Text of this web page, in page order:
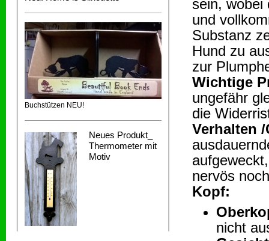
Buchstützen NEU!
Neues Produkt_
Thermometer mit
Motiv
sein, wobei
und
Substanz
Hund zu
zur
Wichtige
ungefähr
die
Verhalten
nervös
Kopf:
nicht